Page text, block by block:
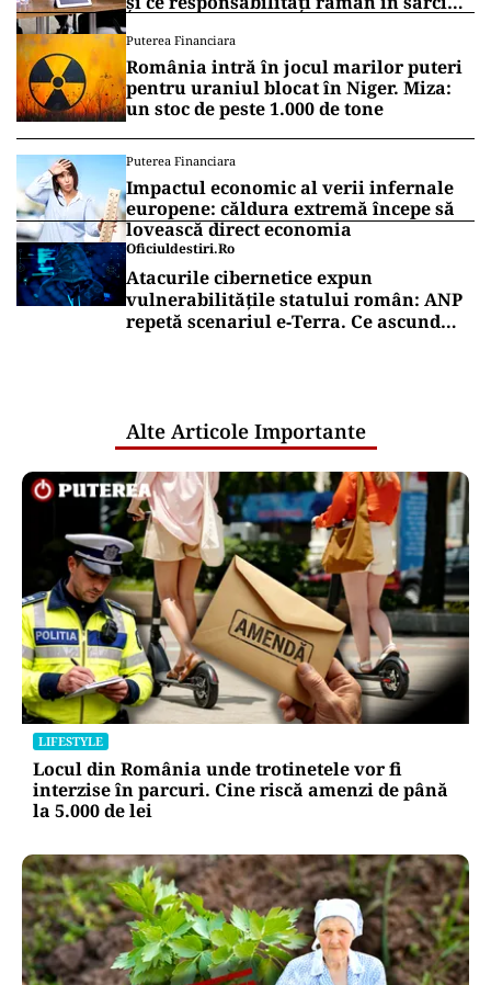
Puterea Financiara
România intră în jocul marilor puteri
pentru uraniul blocat în Niger. Miza:
un stoc de peste 1.000 de tone
Puterea Financiara
Impactul economic al verii infernale
europene: căldura extremă începe să
lovească direct economia
Oficiuldestiri.ro
Atacurile cibernetice expun
vulnerabilitățile statului român: ANP
repetă scenariul e‑Terra. Ce ascund
Alte Articole Importante
LIFESTYLE
Locul din România unde trotinetele vor fi
interzise în parcuri. Cine riscă amenzi de până
la 5.000 de lei